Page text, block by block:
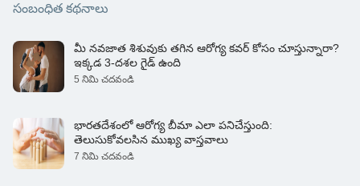
సంబంధిత కథనాలు
మీ నవజాత శిశువుకు తగిన ఆరోగ్య కవర్ కోసం చూస్తున్నారా?
ఇక్కడ 3-దశల గైడ్ ఉంది
5 నిమి చదవండి
భారతదేశంలో ఆరోగ్య బీమా ఎలా పనిచేస్తుంది:
తెలుసుకోవలసిన ముఖ్య వాస్తవాలు
7 నిమి చదవండి